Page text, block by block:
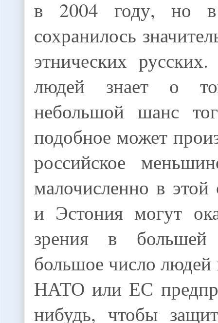
в 2004 году, но в
сохранилось
этнических
людей знает о
небольшой шанс
подобное может
российское
малочисленно в этой
и Эстония могут
зрения в
большое число людей
НАТО или ЕС
нибудь, чтобы